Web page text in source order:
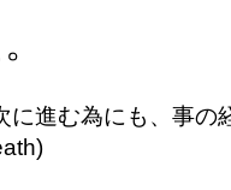
に進む為にも、事の